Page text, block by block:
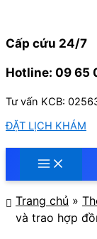
nội
Cấp cứu 24/7
Hotline: 09 65
Tư vấn KCB:
ĐẶT LỊCH KHÁM
Trang chủ »
và trao hợp